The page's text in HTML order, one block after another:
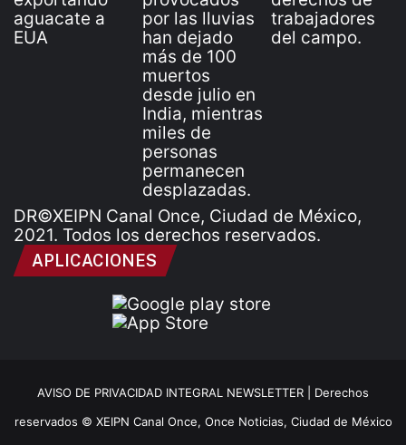
DR©XEIPN Canal Once, Ciudad de México,
2021. Todos los derechos reservados.
APLICACIONES
AVISO DE PRIVACIDAD INTEGRAL NEWSLETTER | Derechos
reservados © XEIPN Canal Once, Once Noticias, Ciudad de México